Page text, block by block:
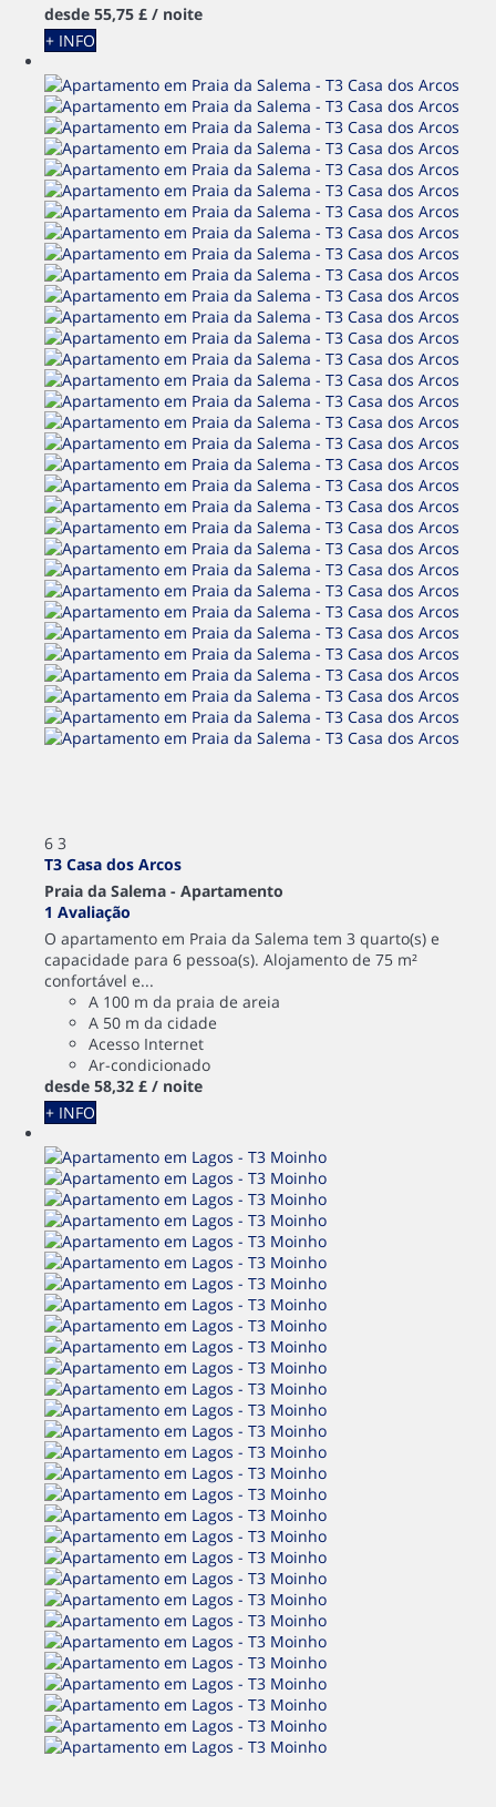
desde 55,75 £ / noite
+ INFO
6 3
T3 Casa dos Arcos
Praia da Salema - Apartamento
1 Avaliação
O apartamento em Praia da Salema tem 3 quarto(s) e
capacidade para 6 pessoa(s). Alojamento de 75 m²
confortável e...
A 100 m da praia de areia
A 50 m da cidade
Acesso Internet
Ar-condicionado
desde 58,32 £ / noite
+ INFO